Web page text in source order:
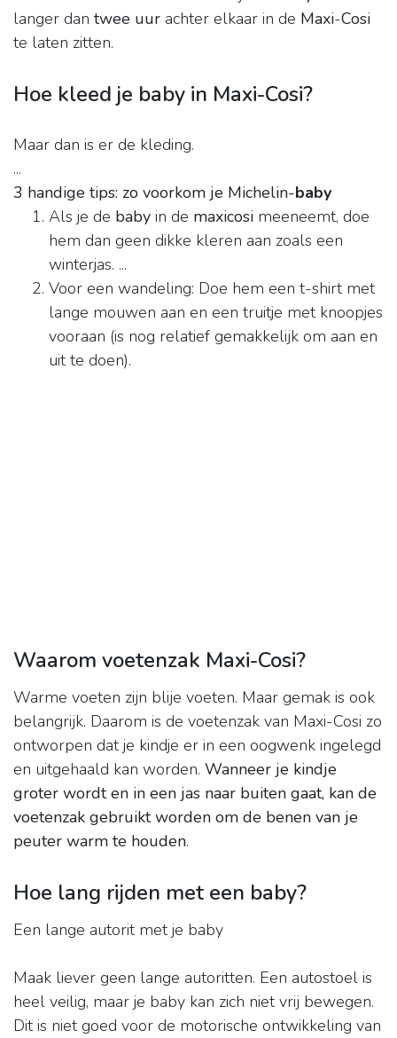
langer dan twee uur achter elkaar in de Maxi-Cosi
te laten zitten.
Hoe kleed je baby in Maxi-Cosi?
Maar dan is er de kleding.
...
3 handige tips: zo voorkom je Michelin-baby
Als je de baby in de maxicosi meeneemt, doe
hem dan geen dikke kleren aan zoals een
winterjas. ...
Voor een wandeling: Doe hem een t-shirt met
lange mouwen aan en een truitje met knoopjes
vooraan (is nog relatief gemakkelijk om aan en
uit te doen).
Waarom voetenzak Maxi-Cosi?
Warme voeten zijn blije voeten. Maar gemak is ook
belangrijk. Daarom is de voetenzak van Maxi-Cosi zo
ontworpen dat je kindje er in een oogwenk ingelegd
en uitgehaald kan worden. Wanneer je kindje
groter wordt en in een jas naar buiten gaat, kan de
voetenzak gebruikt worden om de benen van je
peuter warm te houden.
Hoe lang rijden met een baby?
Een lange autorit met je baby
Maak liever geen lange autoritten. Een autostoel is
heel veilig, maar je baby kan zich niet vrij bewegen.
Dit is niet goed voor de motorische ontwikkeling van